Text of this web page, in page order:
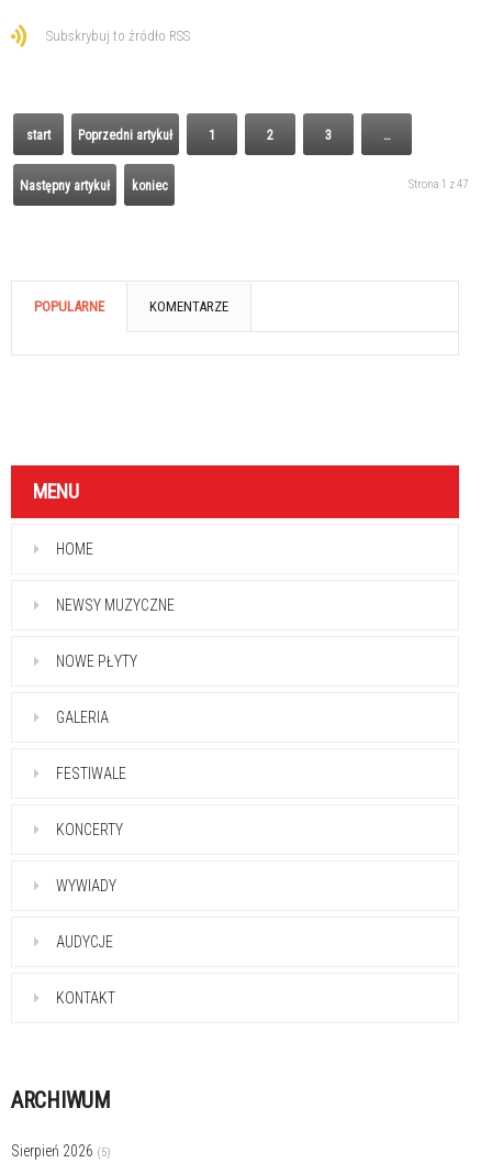
Subskrybuj to źródło RSS
start Poprzedni artykuł 1 2 3 …
Następny artykuł koniec Strona 1 z 47
POPULARNE KOMENTARZE
MENU
HOME
NEWSY MUZYCZNE
NOWE PŁYTY
GALERIA
FESTIWALE
KONCERTY
WYWIADY
AUDYCJE
KONTAKT
ARCHIWUM
Sierpień 2026 (5)